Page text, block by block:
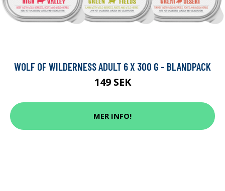
WOLF OF WILDERNESS ADULT 6 X 300 G - BLANDPACK
149 SEK
MER INFO!